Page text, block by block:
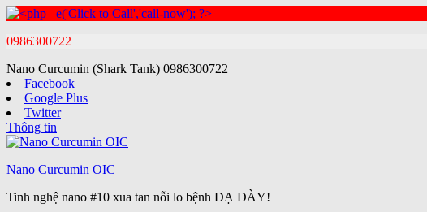
0986300722
Nano Curcumin (Shark Tank) 0986300722
Facebook
Google Plus
Twitter
Thông tin
Nano Curcumin OIC
Tinh nghệ nano #10 xua tan nỗi lo bệnh DẠ DÀY!